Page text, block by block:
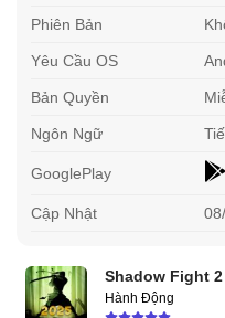
Phiên Bản
Yêu Cầu OS
Bản Quyền
Ngôn Ngữ
GooglePlay
Cập Nhật
Shadow Fight 2
Hành Động